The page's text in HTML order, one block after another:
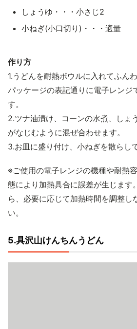
しょうゆ・・・小さじ2
小ねぎ(小口切り)・・・適量
作り方
1.うどんを耐熱ボウルに入れてふん
パッケージの表記通りに電子レンジ
す。
2.ツナ油漬け、コーンの水煮、しょ
がなじむように混ぜ合わせます。
3.お皿に盛り付け、小ねぎを散らし
※ご使用の電子レンジの機種や耐熱
態により加熱具合に誤差が生じます
ら、必要に応じて加熱時間を調整し
い。
5.具沢山けんちんうどん